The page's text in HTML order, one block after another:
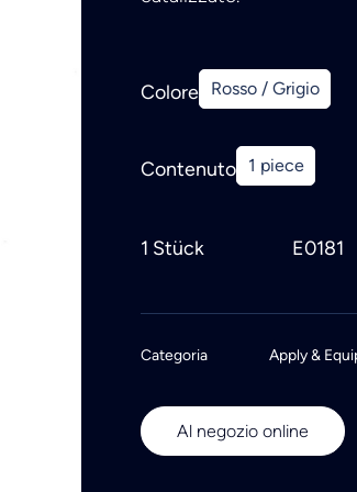
Colore Rosso / Grigio
Contenuto 1 piece
1 Stück E0181
Categoria Apply &
Al negozio online